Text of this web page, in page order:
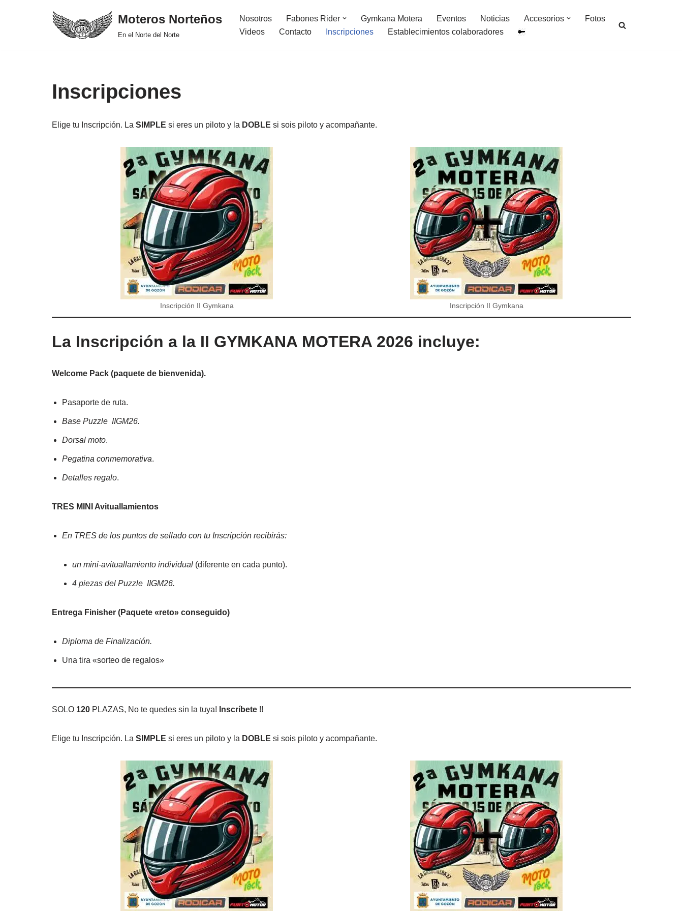
Moteros Norteños
En el Norte del Norte
Nosotros Fabones Rider Gymkana Motera Eventos Noticias Accesorios
Fotos
Videos
Contacto Inscripciones Establecimientos colaboradores
Inscripciones
Elige tu Inscripción. La SIMPLE si eres un piloto y la DOBLE si sois piloto y acompañante.
Inscripción II Gymkana Inscripción II Gymkana
La Inscripción a la II GYMKANA MOTERA 2026 incluye:
Welcome Pack (paquete de bienvenida).
Pasaporte de ruta.
Base Puzzle IIGM26.
Dorsal moto.
Pegatina conmemorativa.
Detalles regalo.
TRES MINI Avituallamientos
En TRES de los puntos de sellado con tu Inscripción recibirás:
un mini-avituallamiento individual (diferente en cada punto).
4 piezas del Puzzle IIGM26.
Entrega Finisher (Paquete «reto» conseguido)
Diploma de Finalización.
Una tira «sorteo de regalos»
SOLO 120 PLAZAS, No te quedes sin la tuya! Inscríbete !!
Elige tu Inscripción. La SIMPLE si eres un piloto y la DOBLE si sois piloto y acompañante.